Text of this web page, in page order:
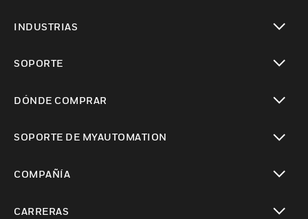
INDUSTRIAS
SOPORTE
DÓNDE COMPRAR
SOPORTE DE MYAUTOMATION
COMPAÑÍA
CARRERAS